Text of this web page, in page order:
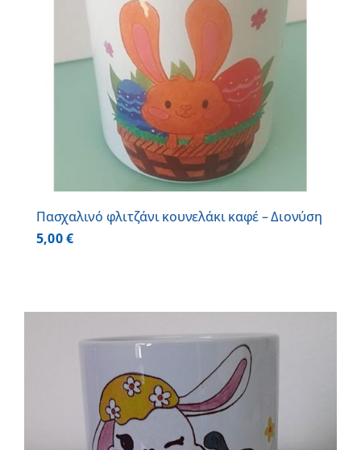
Πασχαλινό φλιτζάνι κουνελάκι καφέ – Διονύση
5,00€